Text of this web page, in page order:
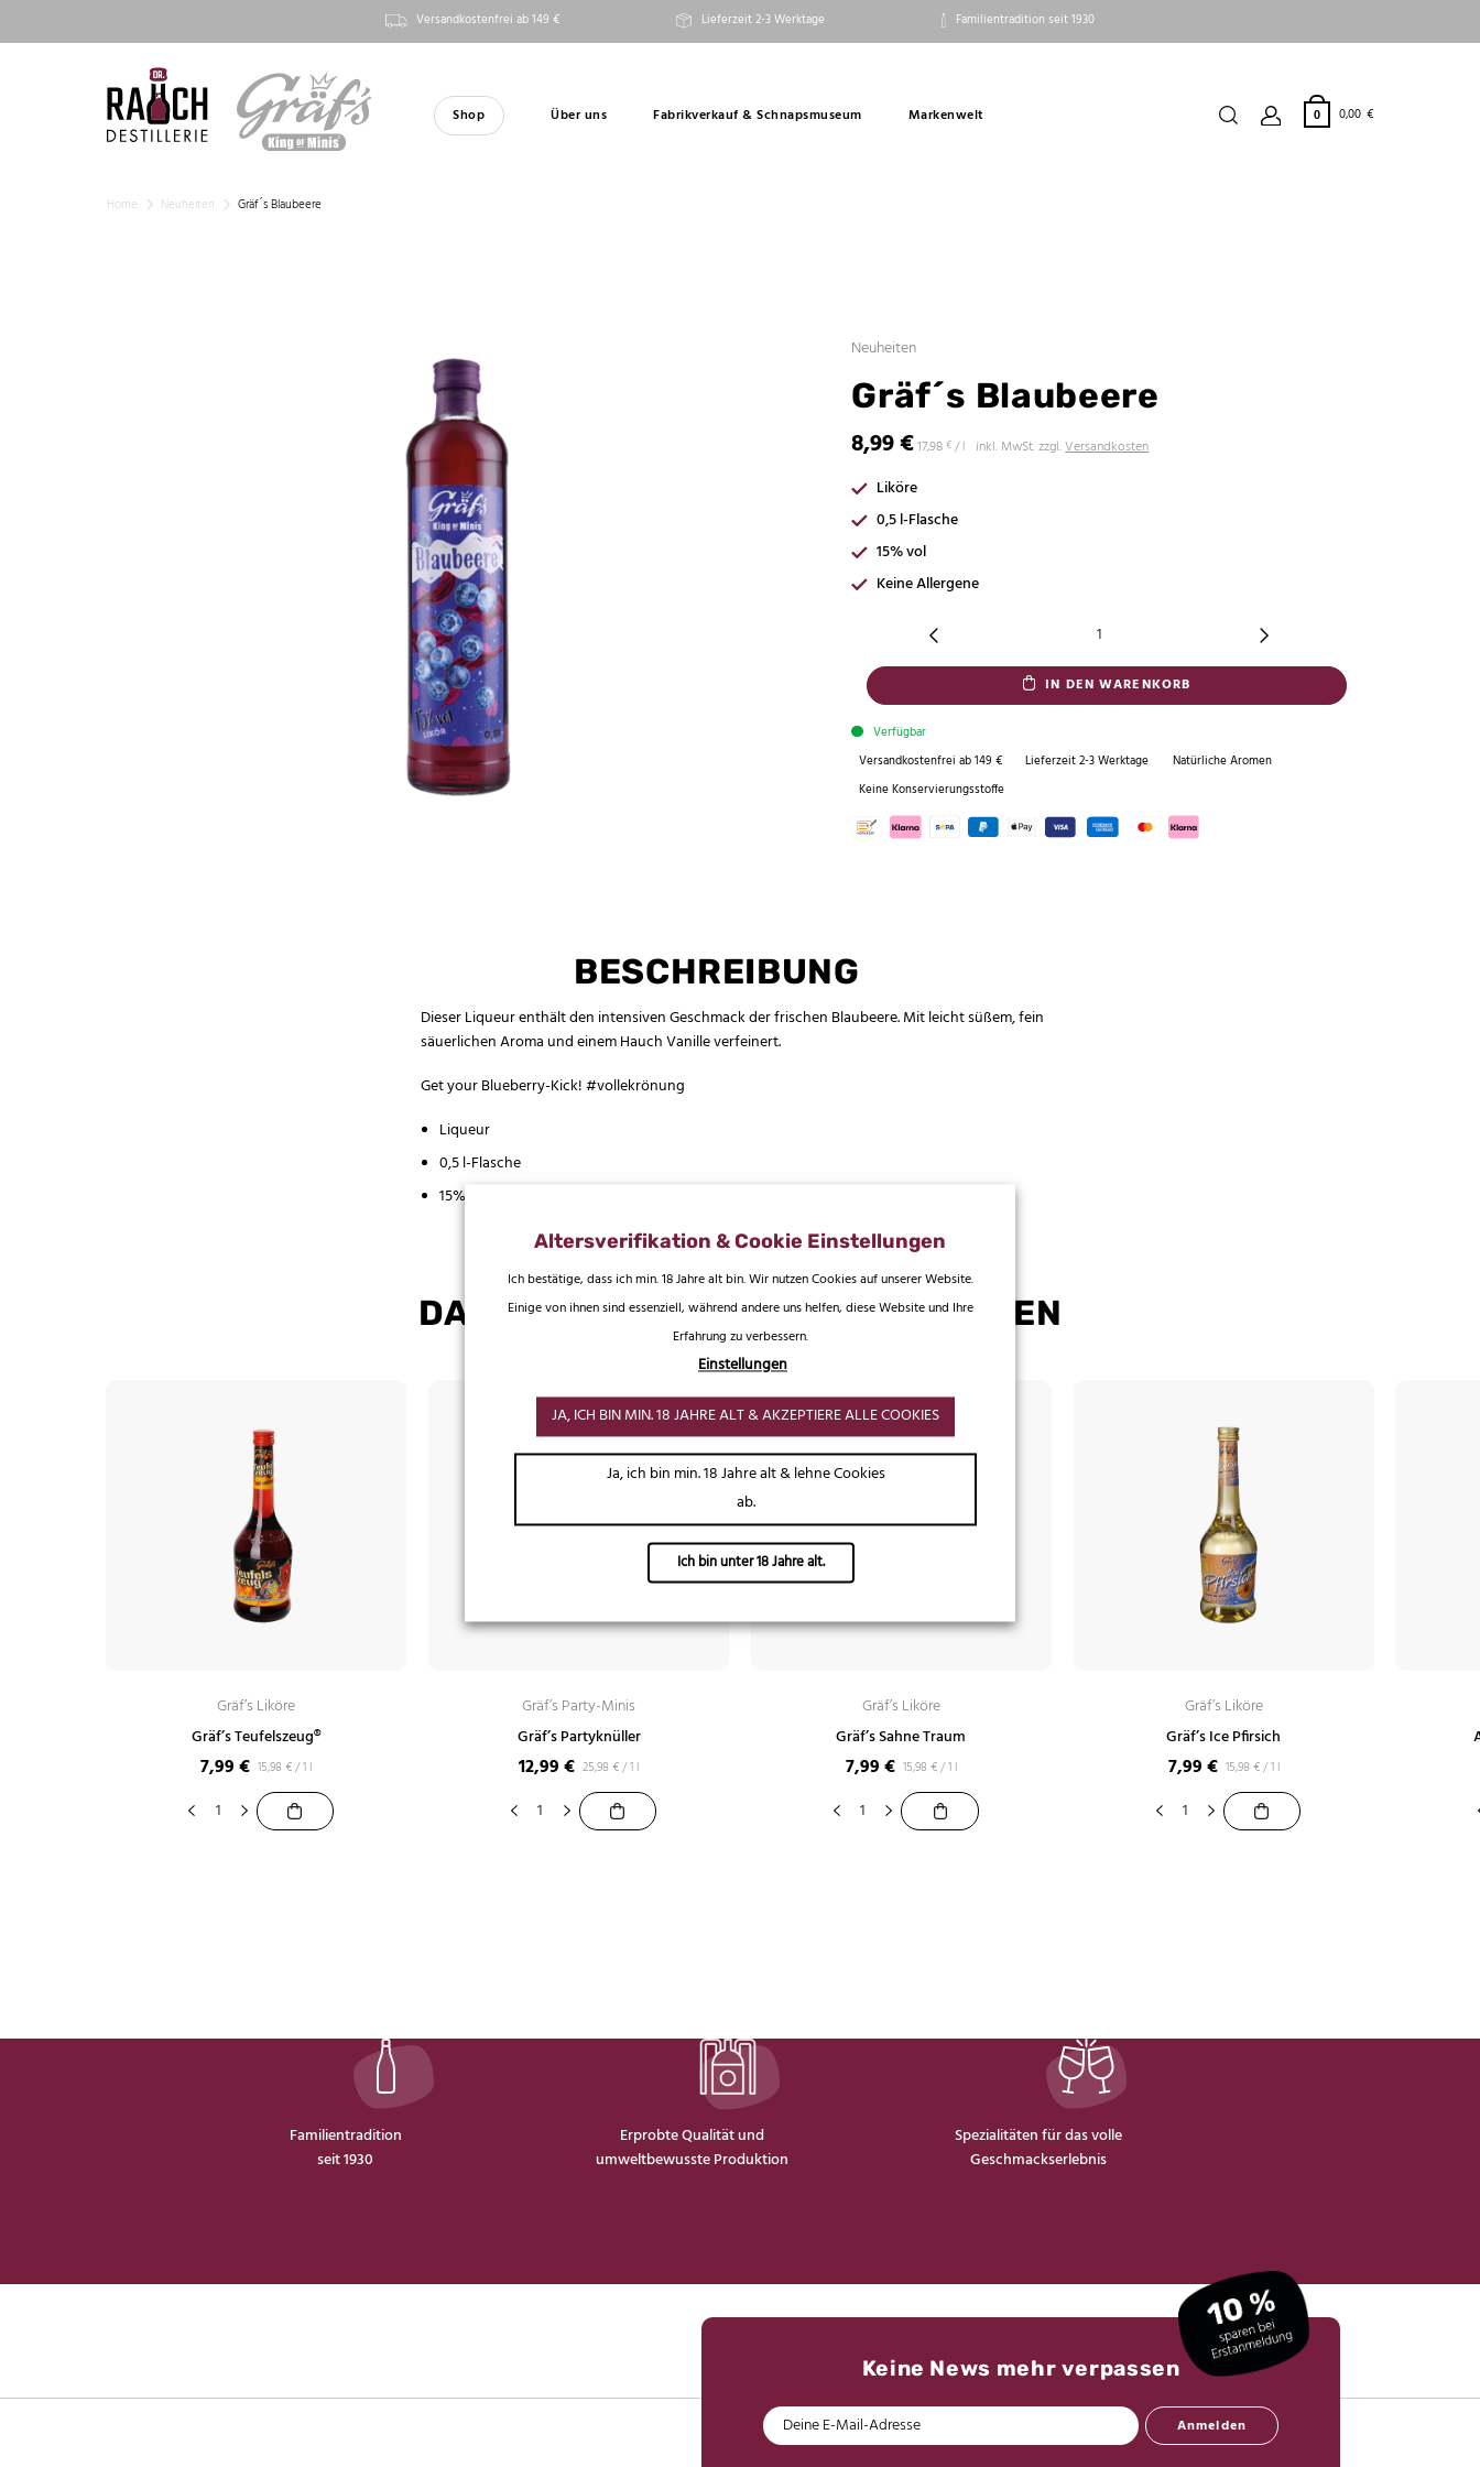
Versandkostenfrei ab 149 € Lieferzeit 2-3 Werktage Familientradition seit 1930
Shop Über uns Fabrikverkauf & Schnapsmuseum Markenwelt 0,00 €
0
Home Neuheiten Gräf´s Blaubeere
Neuheiten
Gräf´s Blaubeere
8,99€17,98€ /l inkl. MwSt. zzgl.Versandkosten
Liköre
0,5 l-Flasche
15% vol
Keine Allergene
IN DEN WARENKORB
Verfügbar
Versandkostenfrei ab 149 €
Lieferzeit 2-3 Werktage
Natürliche Aromen
Keine Konservierungsstoffe
BESCHREIBUNG
Dieser Liqueur enthält den intensiven Geschmack der frischen Blaubeere. Mit leicht süßem, fein
säuerlichen Aroma und einem Hauch Vanille verfeinert.
Get your Blueberry-Kick! #vollekrönung
Liqueur
0,5 l-Flasche
15% vol
DAS KÖNNTE DIR AUCH SCHMECKEN
Gräf’s Liköre
Gräf’s Teufelszeug®
7,99€ 15,98€/1 l
Gräf’s Party-Minis
Gräf’s Partyknüller
12,99€ 25,98€/1 l
Gräf’s Liköre
Gräf’s Sahne Traum
7,99€ 15,98 €/1 l
Gräf’s Liköre
Gräf’s Ice Pfirsich
7,99€ 15,98 €/1 l
Familientradition
seit 1930
Erprobte Qualität und
umweltbewusste Produktion
Spezialitäten für das volle
Geschmackserlebnis
Keine News mehr verpassen
Anmelden
Altersverifikation & Cookie Einstellungen
Ich bestätige, dass ich min. 18 Jahre alt bin. Wir nutzen Cookies auf unserer Website.
Einige von ihnen sind essenziell, während andere uns helfen, diese Website und Ihre
Erfahrung zu verbessern.
Einstellungen
JA, ICH BIN MIN. 18 JAHRE ALT & AKZEPTIERE ALLE COOKIES
Ja, ich bin min. 18 Jahre alt & lehne Cookies
ab.
Ich bin unter 18 Jahre alt.